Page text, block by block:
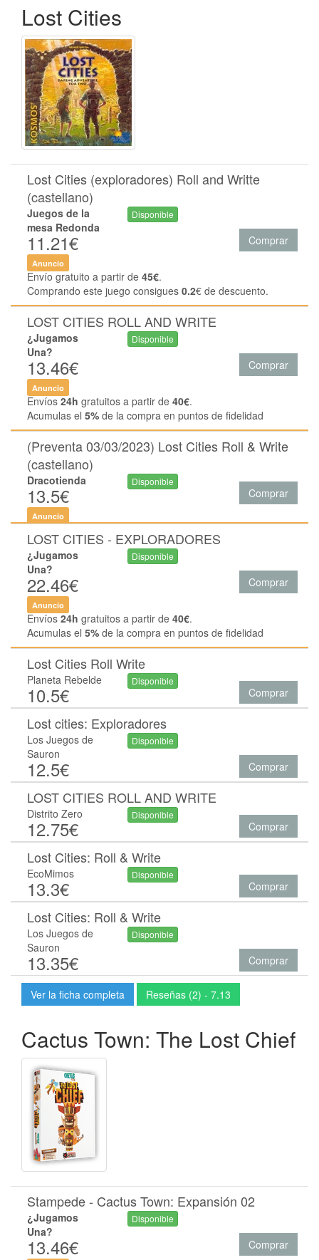
Lost Cities
Lost Cities (exploradores) Roll and Writte
(castellano)
Juegos de la
mesa Redonda
11.21€
Disponible
Comprar
Anuncio
Envío gratuito a partir de 45€.
Comprando este juego consigues 0.2€ de descuento.
LOST CITIES ROLL AND WRITE
¿Jugamos
Una?
13.46€
Disponible
Comprar
Anuncio
Envíos24h gratuitos a partir de 40€.
Acumulas el 5% de la compra en puntos de fidelidad
(Preventa 03/03/2023) Lost Cities Roll & Write
(castellano)
Dracotienda
13.5€
Disponible
Comprar
Anuncio
LOST CITIES - EXPLORADORES
¿Jugamos
Una?
22.46€
Disponible
Comprar
Anuncio
Envíos24h gratuitos a partir de 40€.
Acumulas el 5% de la compra en puntos de fidelidad
Lost Cities Roll Write
Planeta Rebelde
10.5€
Disponible
Comprar
Lost cities: Exploradores
Los Juegos de
Sauron
12.5€
Disponible
Comprar
LOST CITIES ROLL AND WRITE
Distrito Zero
12.75€
Disponible
Comprar
Lost Cities: Roll & Write
EcoMimos
13.3€
Disponible
Comprar
Lost Cities: Roll & Write
Los Juegos de
Sauron
13.35€
Disponible
Comprar
Ver la ficha completa Reseñas (2) - 7.13
Cactus Town: The Lost Chief
Stampede - Cactus Town: Expansión 02
¿Jugamos
Una?
13.46€
Disponible
Comprar